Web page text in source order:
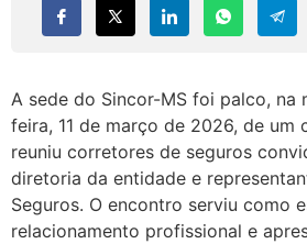
A sede do Sincor-MS foi palco, na
feira, 11 de março de 2026, de um
reuniu corretores de seguros
diretoria da entidade e
Seguros. O encontro serviu como
relacionamento profissional e